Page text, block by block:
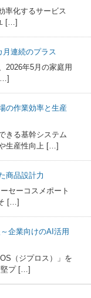
率化するサービス
[…]
連続のプラス
2026年5月の家庭用
の作業効率と生産
きる基幹システム
生産性向上 […]
商品設計力
セーコスメポート
[…]
企業向けのAI活用
（ジプロス）」を
堅プ […]